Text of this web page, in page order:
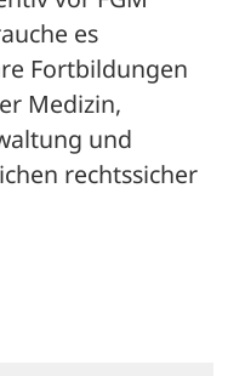
es
Fortbildungen
Medizin,
und
rechtssicher